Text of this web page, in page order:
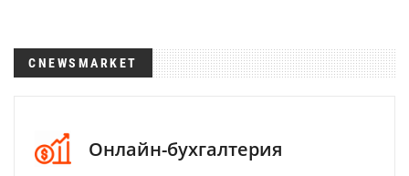
CNEWSMARKET
Онлайн-бухгалтерия